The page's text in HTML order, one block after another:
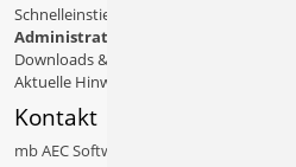
Schnelleinstiege & Doku
Administratives
Downloads & Patches
Aktuelle Hinweise
Kontakt
mb AEC Software GmbH